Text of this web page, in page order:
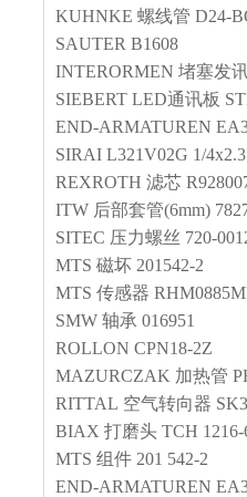
KUHNKE 螺线管 D24-
SAUTER B1608
INTERORMEN 堵塞发
SIEBERT LED通讯板
END-ARMATUREN
SIRAI L321V02G 1/
REXROTH 滤芯
ITW 后部套管(6mm)
SITEC 压力螺丝 720-
MTS 磁坏 201542-2
MTS 传感器
SMW 轴承 016951
ROLLON CPN18-2Z
MAZURCZAK 加热管
RITTAL 空气转向器
BIAX 打磨头 TCH 1216-
MTS 组件 201 542-2
END-ARMATUREN